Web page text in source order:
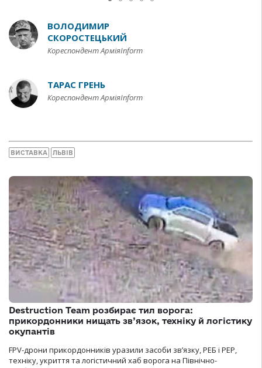
ВОЛОДИМИР
СКОРОСТЕЦЬКИЙ
Кореспондент АрміяInform
ТАРАС ГРЕНЬ
Кореспондент АрміяInform
ВИСТАВКА ЛЬВІВ
Destruction Team розбирає тил ворога:
прикордонники нищать зв’язок, техніку й логістику
окупантів
FPV-дрони прикордонників уразили засоби зв’язку, РЕБ і РЕР,
техніку, укриття та логістичний хаб ворога на Північно-